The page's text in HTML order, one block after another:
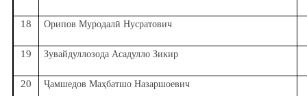
18 Орипов Муродалӣ Нусратович
19 Зувайдуллозода Асадулло Зикир
20 Ҷамшедов Маҳбатшо Назаршоевич